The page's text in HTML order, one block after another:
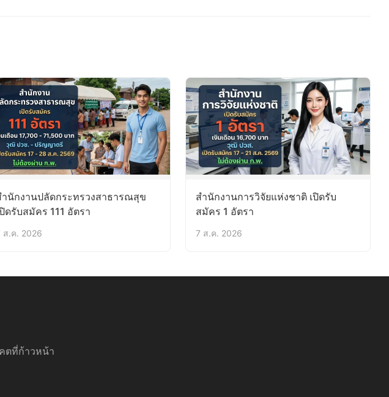
ำนักงานปลัดกระทรวงสาธารณสุข
ดรับสมัคร 111 อัตรา
ส.ค. 2026
สำนักงานการวิจัยแห่งชาติ เปิดรับ
สมัคร 1 อัตรา
7 ส.ค. 2026
ตที่ก้าวหน้า